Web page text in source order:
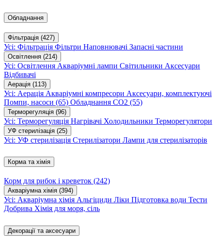
Обладнання
Фільтрація (427)
Усі: Фільтрація Фільтри Наповнювачі Запасні частини
Освітлення (214)
Усі: Освітлення Акваріумні лампи Світильники Аксесуари
Відбивачі
Аерація (113)
Усі: Аерація Акваріумні компресори Аксесуари, комплектуючі
Помпи, насоси (65) Обладнання CO2 (55)
Терморегуляція (96)
Усі: Терморегуляція Нагрівачі Холодильники Терморегулятори
УФ стерилізація (25)
Усі: УФ стерилізація Стерилізатори Лампи для стерилізаторів
Корма та хімія
Корм для рибок і креветок (242)
Акваріумна хімія (394)
Усі: Акваріумна хімія Альгіциди Ліки Підготовка води Тести
Добрива Хімія для моря, сіль
Декорації та аксесуари